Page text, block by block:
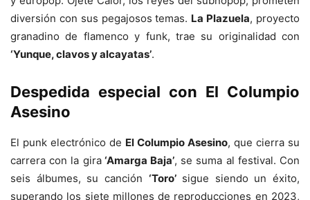
diversión con sus pegajosos temas. La Plazuela, proyecto
granadino de flamenco y funk, trae su originalidad con
‘Yunque, clavos y alcayatas’.
Despedida especial con El Columpio
Asesino
El punk electrónico de El Columpio Asesino, que cierra su
carrera con la gira‘Amarga Baja’, se suma al festival. Con
seis álbumes, su canción ‘Toro’sigue siendo un éxito,
superando los siete millones de reproducciones en 2023,